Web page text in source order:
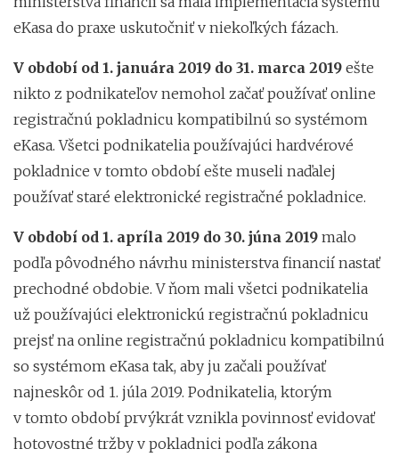
eKasa do praxe uskutočniť v niekoľkých fázach.
V období od 1. januára 2019 do 31. marca 2019 ešte
nikto z podnikateľov nemohol začať používať online
registračnú pokladnicu kompatibilnú so systémom
eKasa. Všetci podnikatelia používajúci hardvérové
pokladnice v tomto období ešte museli naďalej
používať staré elektronické registračné pokladnice.
V období od 1. apríla 2019 do 30. júna 2019 malo
podľa pôvodného návrhu ministerstva financií nastať
prechodné obdobie. V ňom mali všetci podnikatelia
už používajúci elektronickú registračnú pokladnicu
prejsť na online registračnú pokladnicu kompatibilnú
so systémom eKasa tak, aby ju začali používať
najneskôr od 1. júla 2019. Podnikatelia, ktorým
v tomto období prvýkrát vznikla povinnosť evidovať
hotovostné tržby v pokladnici podľa zákona